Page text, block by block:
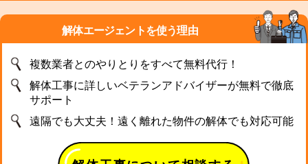
解体エージェントを使う理由
複数業者とのやりとりをすべて無料代行！
解体工事に詳しいベテランアドバイザーが無料で徹底
サポート
遠隔でも大丈夫！遠く離れた物件の解体でも対応可能